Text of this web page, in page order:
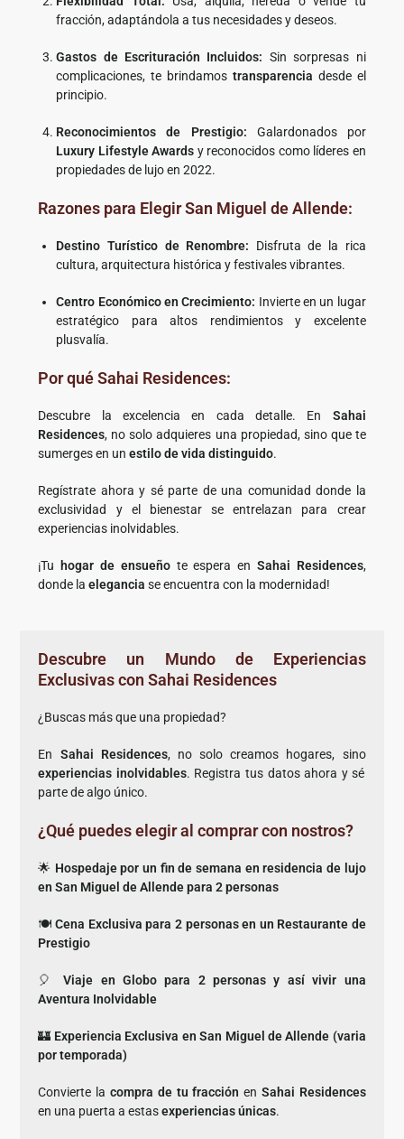
fracción, adaptándola a tus necesidades y deseos.
Gastos de Escrituración Incluidos: Sin sorpresas ni
complicaciones, te brindamos transparencia desde el
principio.
Reconocimientos de Prestigio: Galardonados por
Luxury Lifestyle Awards y reconocidos como líderes en
propiedades de lujo en 2022.
Razones para Elegir San Miguel de Allende:
Destino Turístico de Renombre: Disfruta de la rica
cultura, arquitectura histórica y festivales vibrantes.
Centro Económico en Crecimiento: Invierte en un lugar
estratégico para altos rendimientos y excelente
plusvalía.
Por qué Sahai Residences:
Descubre la excelencia en cada detalle. En Sahai
Residences, no solo adquieres una propiedad, sino que te
sumerges en un estilo de vida distinguido.
Regístrate ahora y sé parte de una comunidad donde la
exclusividad y el bienestar se entrelazan para crear
experiencias inolvidables.
¡Tu hogar de ensueñote espera en Sahai Residences,
donde laelegancia se encuentra con la modernidad!
Descubre un Mundo de Experiencias
Exclusivas con Sahai Residences
¿Buscas más que una propiedad?
En Sahai Residences, no solo creamos hogares, sino
experiencias inolvidables. Registra tus datos ahora y sé
parte de algo único.
¿Qué puedes elegir al comprar con nostros?
🌟 Hospedaje por un fin de semana en residencia de lujo
en San Miguel de Allende para 2 personas
🍽️Cena Exclusiva para 2 personas en un Restaurante de
Prestigio
🎈Viaje en Globo para 2 personas y así vivir una
Aventura Inolvidable
🏰 Experiencia Exclusiva en San Miguel de Allende (varia
por temporada)
Convierte la compra de tu fracción en Sahai Residences
en una puerta a estasexperiencias únicas.